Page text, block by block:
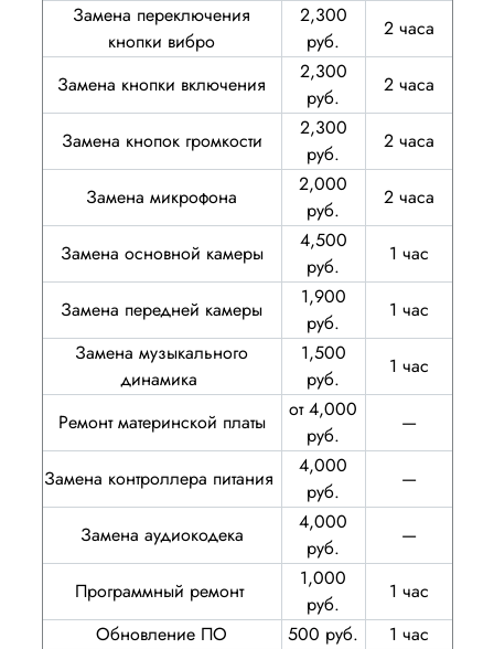
Замена переключения
кнопки вибро
2,300
руб.
2 часа
Замена кнопки включения
2,300
руб.
2 часа
Замена кнопок громкости
2,300
руб.
2 часа
Замена микрофона
2,000
руб.
2 часа
Замена основной камеры
4,500
руб.
1 час
Замена передней камеры
1,900
руб.
1 час
Замена музыкального
динамика
1,500
руб.
1 час
Ремонт материнской платы
от 4,000
руб.
—
Замена контроллера питания
4,000
руб.
—
Замена аудиокодека
4,000
руб.
—
Программный ремонт
1,000
руб.
1 час
Обновление ПО
500 руб.
1 час